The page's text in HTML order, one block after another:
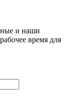
и наши
время для